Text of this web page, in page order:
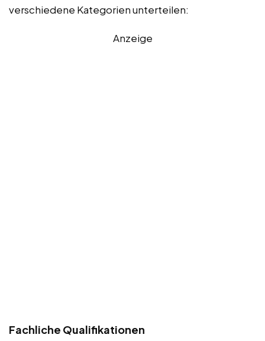
verschiedene Kategorien unterteilen:
Anzeige
Fachliche Qualifikationen